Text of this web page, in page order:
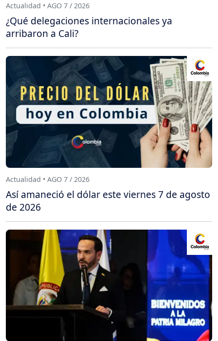
Actualidad • AGO 7 / 2026
¿Qué delegaciones internacionales ya
arribaron a Cali?
Actualidad • AGO 7 / 2026
Así amaneció el dólar este viernes 7 de agosto
de 2026